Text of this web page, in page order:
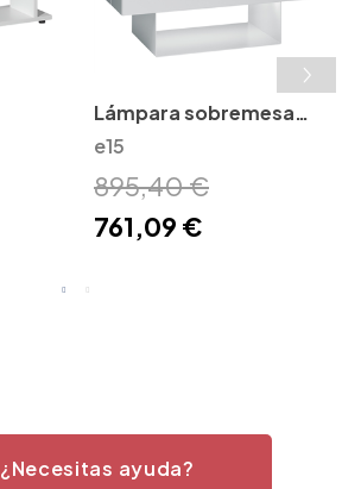
Lámpara sobremesa
Seam One e15
e15
895,40 €
761,09 €
¿Necesitas ayuda?